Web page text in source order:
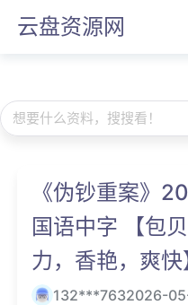
云盘资源网
想要什么资料，搜搜看！
《伪钞重案》
国语中字 【包
力，香艳，爽
132***7632026-